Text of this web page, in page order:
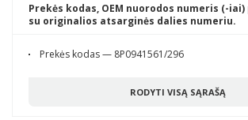
Prekės kodas, OEM nuorodos numeris (-
su originalios atsarginės dalies numeriu.
Prekės kodas — 8P0941561/296
RODYTI VISĄ SĄRAŠĄ